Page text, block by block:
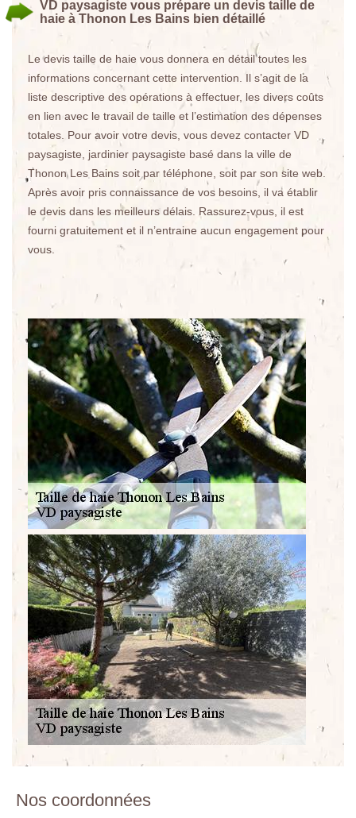
VD paysagiste vous prépare un devis taille de
haie à Thonon Les Bains bien détaillé
Le devis taille de haie vous donnera en détail toutes les
informations concernant cette intervention. Il s’agit de la
liste descriptive des opérations à effectuer, les divers coûts
en lien avec le travail de taille et l’estimation des dépenses
totales. Pour avoir votre devis, vous devez contacter VD
paysagiste, jardinier paysagiste basé dans la ville de
Thonon Les Bains soit par téléphone, soit par son site web.
Après avoir pris connaissance de vos besoins, il va établir
le devis dans les meilleurs délais. Rassurez-vous, il est
fourni gratuitement et il n’entraine aucun engagement pour
vous.
Nos coordonnées